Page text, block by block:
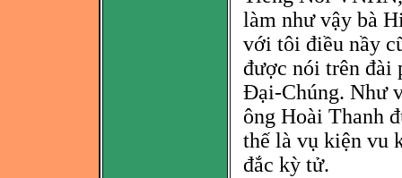
làm như vậy bà
với tôi điều nầy
được nói trên đài
Đại-Chúng. Như
ông Hoài Thanh đ
thế là vụ kiện vu
đắc kỳ tử.